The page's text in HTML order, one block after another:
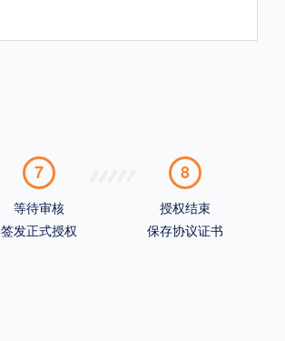
7
等待审核
签发正式授权
8
授权结束
保存协议证书